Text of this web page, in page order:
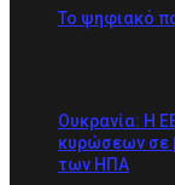
Το ψηφιακό
Ουκρανία: Η
κυρώσεων σε
των ΗΠΑ